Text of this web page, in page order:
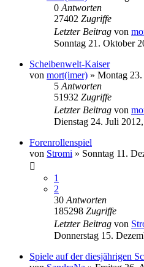
0 Antworten
27402 Zugriffe
Letzter Beitrag von
Sonntag 21. Oktober
Scheibenwelt-Kaiser
von mort(imer) » Montag
5 Antworten
51932 Zugriffe
Letzter Beitrag von
Dienstag 24. Juli
Forenrollenspiel
von Stromi » Sonntag 11.
1
2
30 Antworten
185298 Zugriffe
Letzter Beitrag von
Donnerstag 15.
Spiele auf der diesjährigen